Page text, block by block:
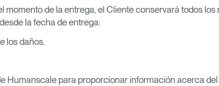
de la entrega, el Cliente conservará todos
la fecha de entrega:
los daños.
Humanscale para proporcionar información acerca del